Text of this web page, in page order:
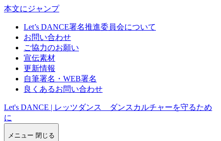
本文にジャンプ
Let’s DANCE署名推進委員会について
お問い合わせ
ご協力のお願い
宣伝素材
更新情報
自筆署名・WEB署名
良くあるお問い合わせ
Let's DANCE | レッツダンス ダンスカルチャーを守るため
に
メニュー 閉じる